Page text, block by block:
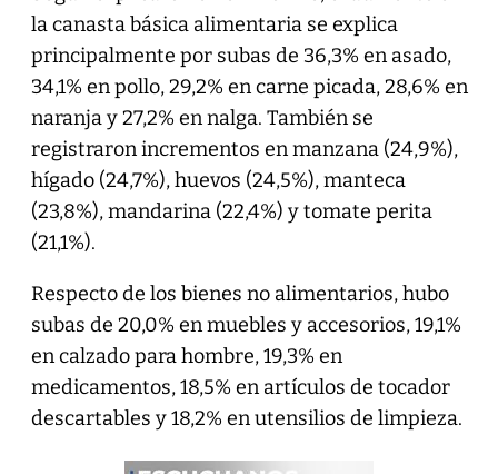
la canasta básica alimentaria se explica
principalmente por subas de 36,3% en asado,
34,1% en pollo, 29,2% en carne picada, 28,6% en
naranja y 27,2% en nalga. También se
registraron incrementos en manzana (24,9%),
hígado (24,7%), huevos (24,5%), manteca
(23,8%), mandarina (22,4%) y tomate perita
(21,1%).
Respecto de los bienes no alimentarios, hubo
subas de 20,0% en muebles y accesorios, 19,1%
en calzado para hombre, 19,3% en
medicamentos, 18,5% en artículos de tocador
descartables y 18,2% en utensilios de limpieza.